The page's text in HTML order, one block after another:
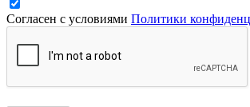
Согласен с условиями Политики